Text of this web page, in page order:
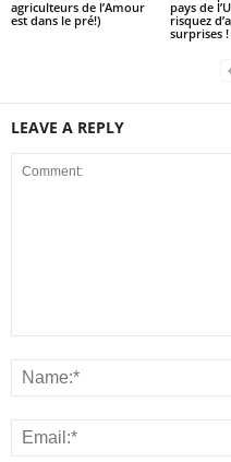
agriculteurs de l’Amour
est dans le pré!)
pays de
risquez
surprises !
LEAVE A REPLY